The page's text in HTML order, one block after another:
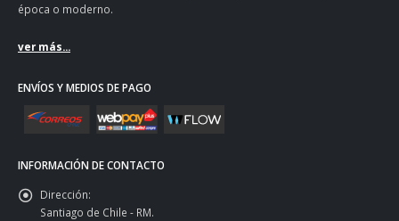
época o moderno.
ver más...
ENVÍOS Y MEDIOS DE PAGO
INFORMACIÓN DE CONTACTO
Dirección:
Santiago de Chile - RM.